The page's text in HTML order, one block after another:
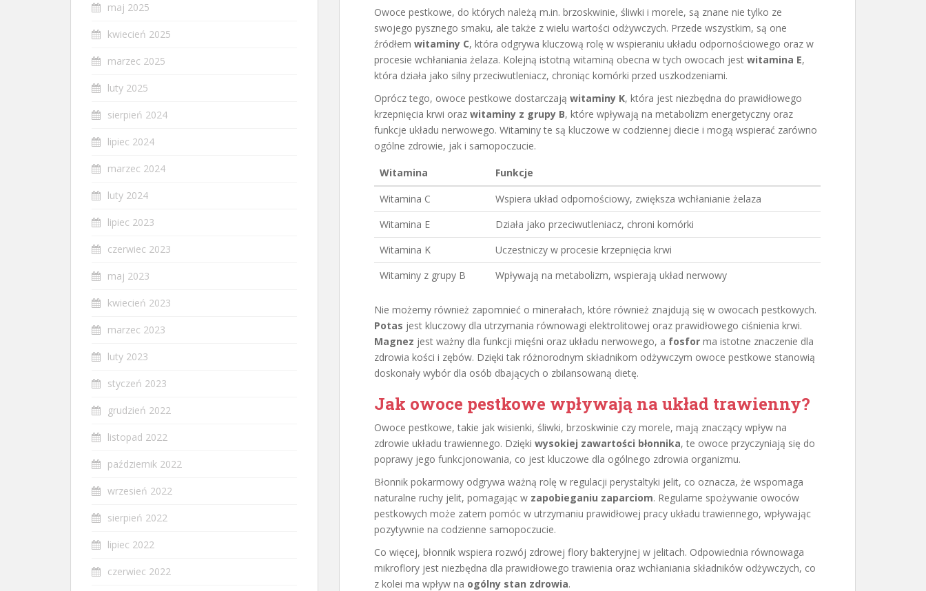
Owoce pestkowe, do których należą m.in. brzoskwinie, śliwki i morele, są znane nie tylko ze
swojego pysznego smaku, ale także z wielu wartości odżywczych. Przede wszystkim, są one
źródłem witaminy C, która odgrywa kluczową rolę w wspieraniu układu odpornościowego oraz w
procesie wchłaniania żelaza. Kolejną istotną witaminą obecna w tych owocach jest witamina E,
która działa jako silny przeciwutleniacz, chroniąc komórki przed uszkodzeniami.
Oprócz tego, owoce pestkowe dostarczają witaminy K, która jest niezbędna do prawidłowego
krzepnięcia krwi oraz witaminy z grupy B, które wpływają na metabolizm energetyczny oraz
funkcje układu nerwowego. Witaminy te są kluczowe w codziennej diecie i mogą wspierać zarówno
ogólne zdrowie, jak i samopoczucie.
Witamina
Funkcje
Witamina C
Wspiera układ odpornościowy, zwiększa wchłanianie żelaza
Witamina E
Działa jako przeciwutleniacz, chroni komórki
Witamina K
Uczestniczy w procesie krzepnięcia krwi
Witaminy z grupy B
Wpływają na metabolizm, wspierają układ nerwowy
Nie możemy również zapomnieć o minerałach, które również znajdują się w owocach pestkowych.
Potas jest kluczowy dla utrzymania równowagi elektrolitowej oraz prawidłowego ciśnienia krwi.
Magnez jest ważny dla funkcji mięśni oraz układu nerwowego, a fosfor ma istotne znaczenie dla
zdrowia kości i zębów. Dzięki tak różnorodnym składnikom odżywczym owoce pestkowe stanowią
doskonały wybór dla osób dbających o zbilansowaną dietę.
Jak owoce pestkowe wpływają na układ trawienny?
Owoce pestkowe, takie jak wisienki, śliwki, brzoskwinie czy morele, mają znaczący wpływ na
zdrowie układu trawiennego. Dzięki wysokiej zawartości błonnika, te owoce przyczyniają się do
poprawy jego funkcjonowania, co jest kluczowe dla ogólnego zdrowia organizmu.
Błonnik pokarmowy odgrywa ważną rolę w regulacji perystaltyki jelit, co oznacza, że wspomaga
naturalne ruchy jelit, pomagając w zapobieganiu zaparciom. Regularne spożywanie owoców
pestkowych może zatem pomóc w utrzymaniu prawidłowej pracy układu trawiennego, wpływając
pozytywnie na codzienne samopoczucie.
Co więcej, błonnik wspiera rozwój zdrowej flory bakteryjnej w jelitach. Odpowiednia równowaga
mikroflory jest niezbędna dla prawidłowego trawienia oraz wchłaniania składników odżywczych, co
z kolei ma wpływ na ogólny stan zdrowia.
maj 2025
kwiecień 2025
marzec 2025
luty 2025
sierpień 2024
lipiec 2024
marzec 2024
luty 2024
lipiec 2023
czerwiec 2023
maj 2023
kwiecień 2023
marzec 2023
luty 2023
styczeń 2023
grudzień 2022
listopad 2022
październik 2022
wrzesień 2022
sierpień 2022
lipiec 2022
czerwiec 2022